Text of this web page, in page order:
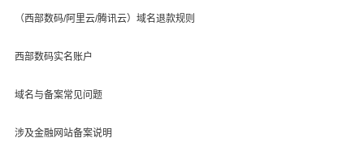
（西部数码/阿里云/腾讯云）域名退款规则
西部数码实名账户
域名与备案常见问题
涉及金融网站备案说明